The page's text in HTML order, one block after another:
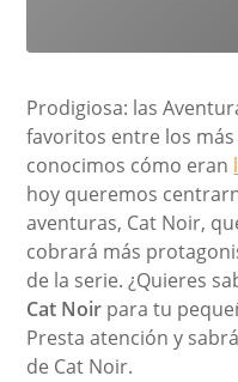
Prodigiosa: las
favoritos entre los más
conocimos cómo eran
hoy queremos
aventuras, Cat Noir,
cobrará más
de la serie. ¿Quieres
Cat Noir para tu
Presta atención y
de Cat Noir.